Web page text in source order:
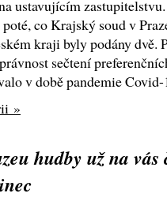
ustavujícím
co Krajský soud v
kraji byly podány dvě.
sečtení
v době pandemie
»
hudby už na vás